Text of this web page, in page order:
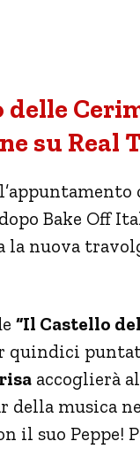
delle
su Real
Bake Off
la nuova
“Il Castello
quindici
accoglierà
della musica
il suo